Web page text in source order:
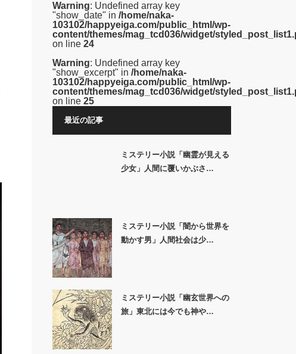
Warning: Undefined array key
"show_date" in /home/naka-
103102/happyeiga.com/public_html/wp-
content/themes/mag_tcd036/widget/
on line 24
Warning: Undefined array key
"show_excerpt" in /home/naka-
103102/happyeiga.com/public_html/wp-
content/themes/mag_tcd036/widget/
on line 25
最近の記事
ミステリー小説「幽霊が見える
少女」人間に覆いかぶさ…
ミステリー小説「闇から世界を
動かす男」人間社会は少…
ミステリー小説「幽玄世界への
旅」東北には今でも神や…